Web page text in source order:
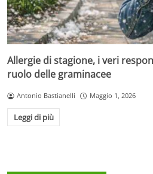
Allergie di stagione, i veri
ruolo delle graminacee
Antonio Bastianelli Maggio 1, 2026
Leggi di più